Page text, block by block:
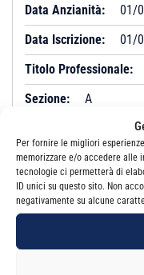
Per fornire le migliori
memorizzare e/o accedere alle
tecnologie ci permetterà di
ID unici su questo sito. Non
negativamente su alcune
Data Anzianità:
01/
Data Iscrizione:
01/
Titolo Professionale:
Sezione:
A
Si
Iscrizione:
Albo
Studio